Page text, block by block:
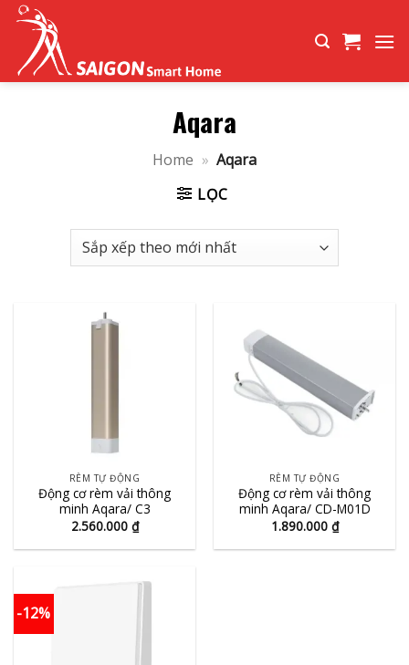
dung
Aqara
Home » Aqara
LỌC
RÈM TỰ ĐỘNG
Động cơ rèm vải thông
minh Aqara/ C3
2.560.000 ₫
RÈM TỰ ĐỘNG
Động cơ rèm vải thông
minh Aqara/ CD-M01D
1.890.000 ₫
-12%